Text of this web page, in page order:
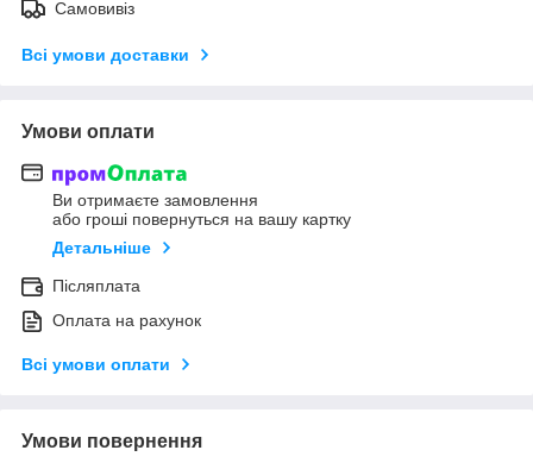
Самовивіз
Всі умови доставки
Умови оплати
Ви отримаєте замовлення
або гроші повернуться на вашу картку
Детальніше
Післяплата
Оплата на рахунок
Всі умови оплати
Умови повернення